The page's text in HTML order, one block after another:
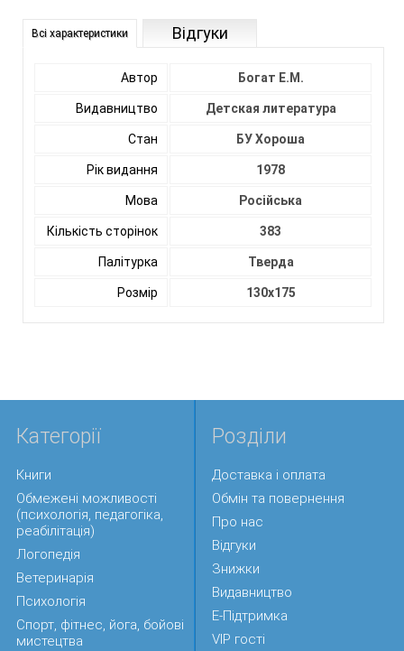
Всі характеристики Відгуки
Автор Богат Е.М.
Видавництво Детская литература
Стан БУ Хороша
Рік видання 1978
Мова Російська
Кількість сторінок 383
Палітурка Тверда
Розмір 130х175
Категорії
Книги
Обмежені можливості
(психологія, педагогіка,
реабілітація)
Логопедія
Ветеринарія
Психологія
Спорт, фітнес, йога, бойові
мистецтва
Розділи
Доставка і оплата
Обмін та повернення
Про нас
Відгуки
Знижки
Видавництво
Е-Підтримка
VIP гості